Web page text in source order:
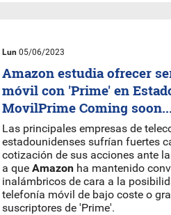
Lun 05/06/2023
Amazon estudia ofrecer
móvil con 'Prime' en
MovilPrime Coming
Las principales empresas de
estadounidenses sufrían fuertes
cotización de sus acciones ante
a que Amazon ha mantenido
inalámbricos de cara a la
telefonía móvil de bajo coste o
suscriptores de 'Prime'.